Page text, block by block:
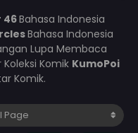
46Bahasa Indonesia
Bahasa Indonesia
Lupa Membaca
Komik KumoPoi
Komik.